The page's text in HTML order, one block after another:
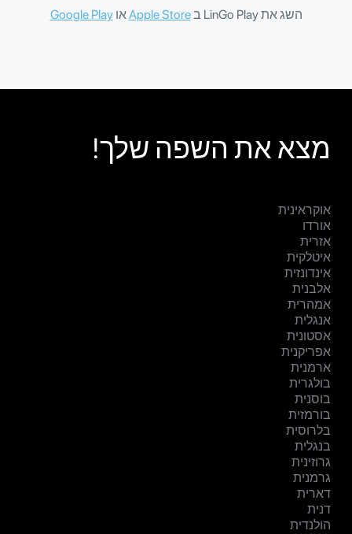
השג את LinGo Play ב Apple StoreאוGoogle Play
מצא את השפה שלך!
אוקראינית
אורדו
אזרית
איטלקית
אינדונזית
אלבנית
אמהרית
אנגלית
אסטונית
אפריקנית
ארמנית
בולגרית
בוסנית
בורמזית
בלרוסית
בנגלית
גרוזינית
גרמנית
דארית
דנית
הולנדית